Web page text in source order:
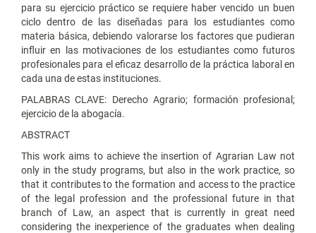
para su ejercicio práctico se requiere haber vencido un buen
ciclo dentro de las diseñadas para los estudiantes como
materia básica, debiendo valorarse los factores que pudieran
influir en las motivaciones de los estudiantes como futuros
profesionales para el eficaz desarrollo de la práctica laboral en
cada una de estas instituciones.
PALABRAS CLAVE: Derecho Agrario; formación profesional;
ejercicio de la abogacía.
ABSTRACT
This work aims to achieve the insertion of Agrarian Law not
only in the study programs, but also in the work practice, so
that it contributes to the formation and access to the practice
of the legal profession and the professional future in that
branch of Law, an aspect that is currently in great need
considering the inexperience of the graduates when dealing